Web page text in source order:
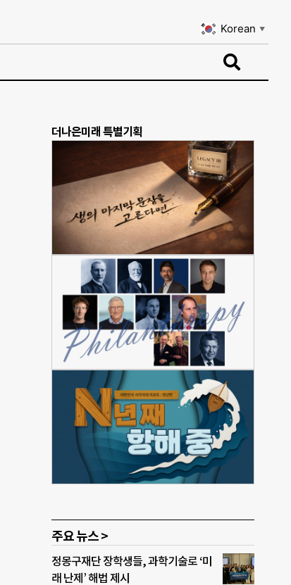
Korean ▼
더나은미래 특별기획
주요 뉴스 >
정몽구재단 장학생들, 과학기술로 ‘미
래 난제’ 해법 제시